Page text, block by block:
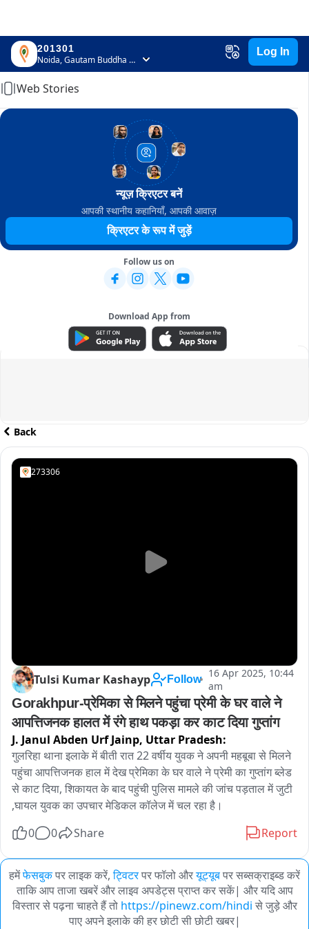
201301
Noida, Gautam Buddha Nagar, Uttar Pradesh
Log In
Home
Web Stories
न्यूज़ क्रिएटर बनें
आपकी स्थानीय कहानियाँ, आपकी आवाज़
क्रिएटर के रूप में जुड़ें
Follow us on
Download App from
ADVERTISEMENT
Back
273306
Tulsi Kumar Kashayp Follow
16 Apr 2025, 10:44
am
Gorakhpur-प्रेमिका से मिलने पहुंचा प्रेमी के घर वाले ने
आपत्तिजनक हालत में रंगे हाथ पकड़ा कर काट दिया गुप्तांग
J. Janul Abden Urf Jainp, Uttar Pradesh:
गुलरिहा थाना इलाके में बीती रात 22 वर्षीय युवक ने अपनी महबूबा से मिलने
पहुंचा आपत्तिजनक हाल में देख प्रेमिका के घर वाले ने प्रेमी का गुप्तांग ब्लेड
से काट दिया, शिकायत के बाद पहुंची पुलिस मामले की जांच पड़ताल में जुटी
,घायल युवक का उपचार मेडिकल कॉलेज में चल रहा है।
0
0 Share Report
हमेंफेसबुकपर लाइक करें, ट्विटरपर फॉलो औरयूट्यूबपर सब्सक्राइब्ड करें
ताकि आप ताजा खबरें और लाइव अपडेट्स प्राप्त कर सकें| और यदि आप
विस्तार से पढ़ना चाहते हैं तो https://pinewz.com/hindi से जुड़े और
पाए अपने इलाके की हर छोटी सी छोटी खबर|